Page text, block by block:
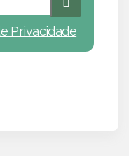
Privacidade